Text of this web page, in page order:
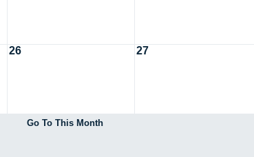
26 27
Go To This Month